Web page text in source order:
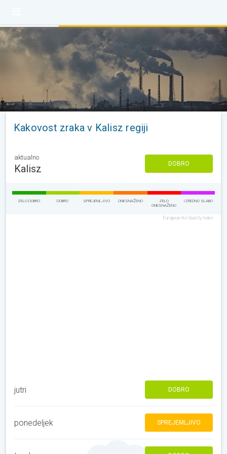
Kakovost zraka v Kalisz regiji
aktualno
Kalisz DOBRO
ZELO DOBRO DOBRO SPREJEMLJIVO ONESNAŽENO
ZELO
ONESNAŽENO
IZREDNO SLABO
European Air Quality Index
jutri DOBRO
ponedeljek SPREJEMLJIVO